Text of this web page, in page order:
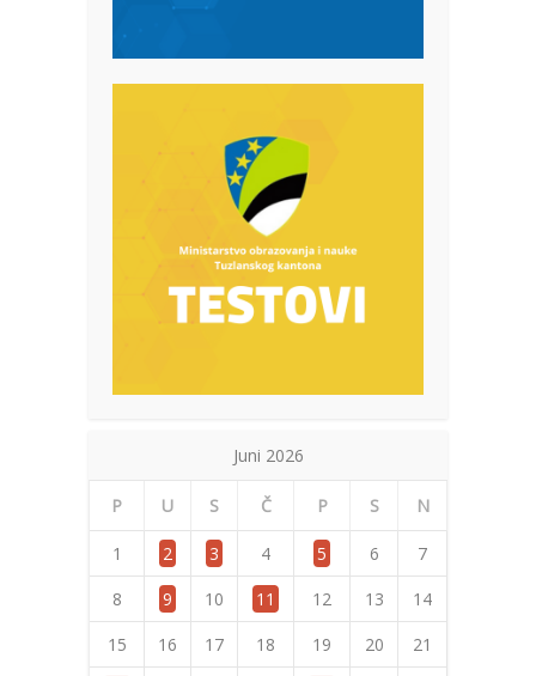
Juni 2026
P U S Č P S N
1 2 3 4 5 6
7
8
9 10 11 12 13
14
15
16 17 18 19 20
21